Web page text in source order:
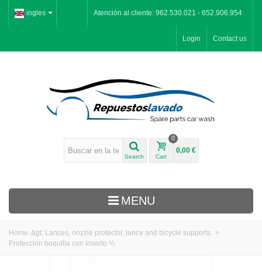
Atención al cliente: 962.530.021 - 652.906.954
ingles
Contact us
Login
Search Cart
0
0,00 €
MENU
Inicio
Home &gt; Lances, nozzle protector, lance and bicycle supports. >
Proteccion boquilla con inserto ¼